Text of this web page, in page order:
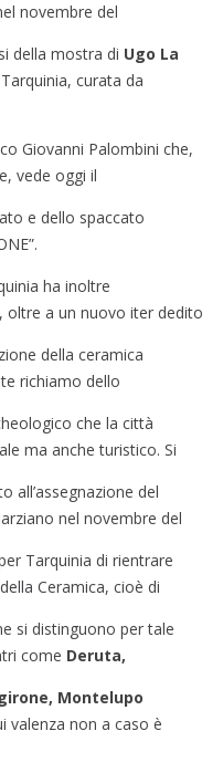
novembre del
della mostra di Ugo La
curata da
Giovanni Palombini che,
vede oggi il
e dello spaccato
ha inoltre
oltre a un nuovo iter dedito
della ceramica
richiamo dello
che la città
ma anche turistico. Si
all’assegnazione del
nel novembre del
Tarquinia di rientrare
Ceramica, cioè di
si distinguono per tale
come Deruta,
Montelupo
valenza non a caso è